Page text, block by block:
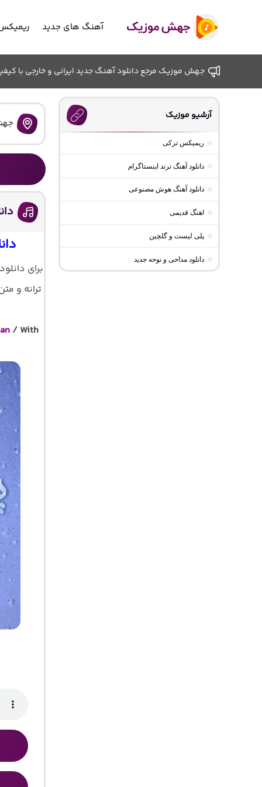
آهنگ های جدید
جهش موزیک مرجع دانلود آهنگ جدید ایرانی و خارجی با
برای
ترانه و متن
/ With
آرشیو موزیک
ریمیکس ترکی
دانلود آهنگ ترند اینستاگرام
دانلود آهنگ هوش مصنوعی
اهنگ قدیمی
پلی لیست و گلچین
دانلود مداحی و نوحه جدید